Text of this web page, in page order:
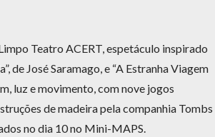
Teatro ACERT, espetáculo inspirado
de José Saramago, e “A Estranha Viagem
luz e movimento, com nove jogos
de madeira pela companhia Tombs
no dia 10 no Mini-MAPS.